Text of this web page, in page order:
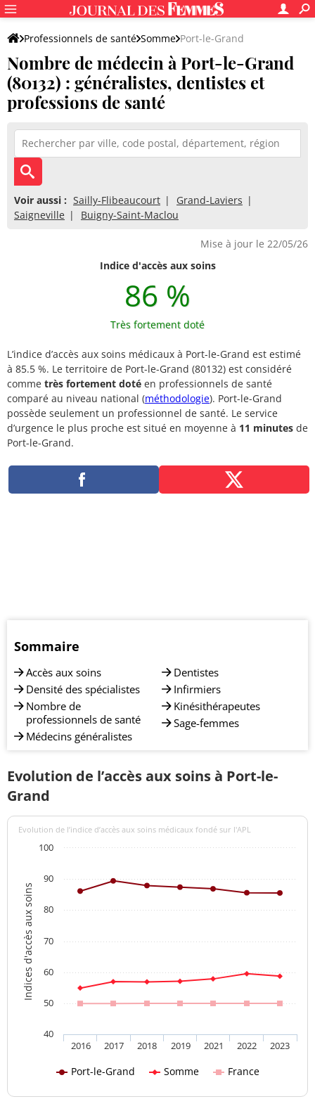
Professionnels de santé Somme Port-le-Grand
Nombre de médecin à Port-le-Grand
(80132) : généralistes, dentistes et
professions de santé
Voir aussi : Sailly-Flibeaucourt
Grand-Laviers
Saigneville
Buigny-Saint-Maclou
Mise à jour le 22/05/26
Indice d'accès aux soins
86 %
Très fortement doté
L’indice d’accès aux soins médicaux à Port-le-Grand est estimé
à 85.5 %. Le territoire de Port-le-Grand (80132) est considéré
comme très fortement doté en professionnels de santé
comparé au niveau national (méthodologie). Port-le-Grand
possède seulement un professionnel de santé. Le service
d’urgence le plus proche est situé en moyenne à 11 minutes de
Port-le-Grand.
Sommaire
Accès aux soins
Densité des spécialistes
Nombre de
professionnels de santé
Médecins généralistes
Dentistes
Infirmiers
Kinésithérapeutes
Sage-femmes
Evolution de l’accès aux soins à Port-le-
Grand
Indices d'accès aux soins
Evolution de l’indice d’accès aux soins médicaux fondé sur l'APL
Port-le-Grand Somme France
2016 2017 2018 2019 2021 2022 2023
40
50
60
70
80
90
100